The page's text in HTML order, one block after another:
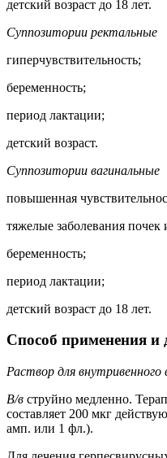
детский возраст до 18 лет.
Суппозитории ректальные
гиперчувствительность;
беременность;
период лактации;
детский возраст.
Суппозитории вагинальные
повышенная
тяжелые заболевания почек
беременность;
период лактации;
детский возраст до 18 лет.
Способ применения и
Раствор для внутривенного
В/в струйно медленно.
составляет 200 мкг
амп. или 1 фл.).